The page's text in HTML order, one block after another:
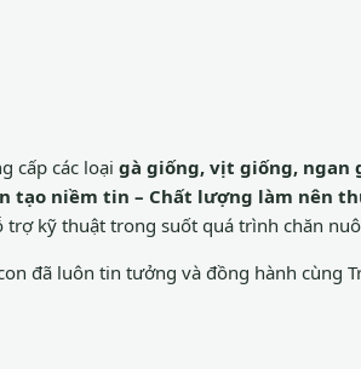
cấp các loại gà giống, vịt giống, ngan
tạo niềm tin – Chất lượng làm nên
kỹ thuật trong suốt quá trình chăn
đã luôn tin tưởng và đồng hành cùng